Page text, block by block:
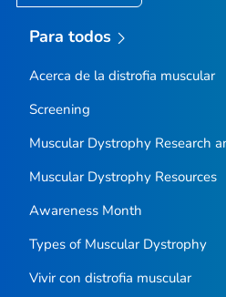
Para todos
Acerca de la distrofia muscular
Screening
Muscular Dystrophy Research
Muscular Dystrophy Resources
Awareness Month
Types of Muscular Dystrophy
Vivir con distrofia muscular